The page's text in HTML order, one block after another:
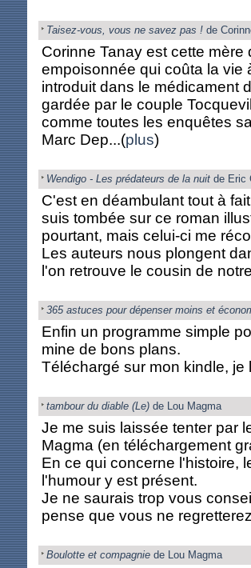
Taisez-vous, vous ne savez pas !de
Corinne Tanay est cette
empoisonnée qui coûta la vie
introduit dans le médicament
gardée par le couple
comme toutes les enquêtes
Marc Dep...(plus)
Wendigo - Les prédateurs de la nuitde Eric
C'est en déambulant tout à
suis tombée sur ce roman
pourtant, mais celui-ci me
Les auteurs nous plongent
l'on retrouve le cousin de
365 astuces pour dépenser moins et
Enfin un programme simple
mine de bons plans.
Téléchargé sur mon kindle, je
tambour du diable (Le)de Lou Magma
Je me suis laissée tenter par
Magma (en téléchargement
En ce qui concerne l'histoire,
l'humour y est présent.
Je ne saurais trop vous
pense que vous ne
Boulotte et compagniede Lou Magma